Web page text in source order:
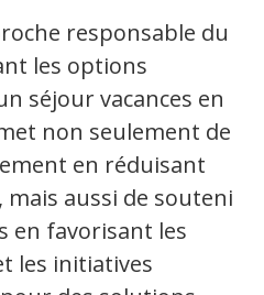
responsable du
les options
séjour vacances en
non seulement de
en réduisant
aussi de soutenir
en favorisant les
les initiatives